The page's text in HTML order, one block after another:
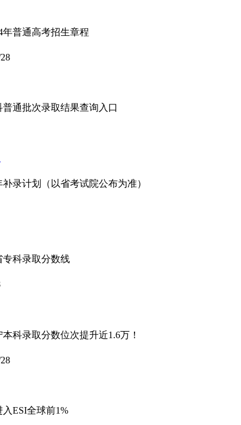
年普通高考招生章程
通批次录取结果查询入口
录计划（以省考试院公布为准）
专科录取分数线
科录取分数位次提升近1.6万！
ESI全球前1%